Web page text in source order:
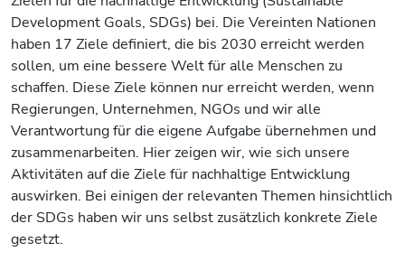
Development Goals, SDGs) bei. Die Vereinten Nationen
haben 17 Ziele definiert, die bis 2030 erreicht werden
sollen, um eine bessere Welt für alle Menschen zu
schaffen. Diese Ziele können nur erreicht werden, wenn
Regierungen, Unternehmen, NGOs und wir alle
Verantwortung für die eigene Aufgabe übernehmen und
zusammenarbeiten. Hier zeigen wir, wie sich unsere
Aktivitäten auf die Ziele für nachhaltige Entwicklung
auswirken. Bei einigen der relevanten Themen hinsichtlich
der SDGs haben wir uns selbst zusätzlich konkrete Ziele
gesetzt.